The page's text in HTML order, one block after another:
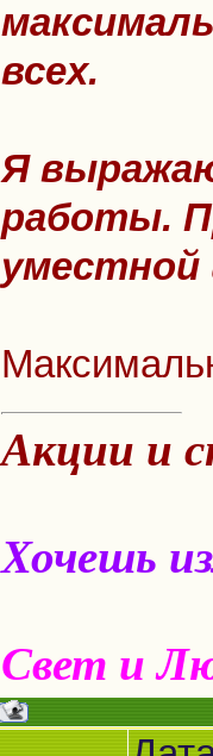
всех.
Я
работы.
Акции и
Хочешь
Свет и